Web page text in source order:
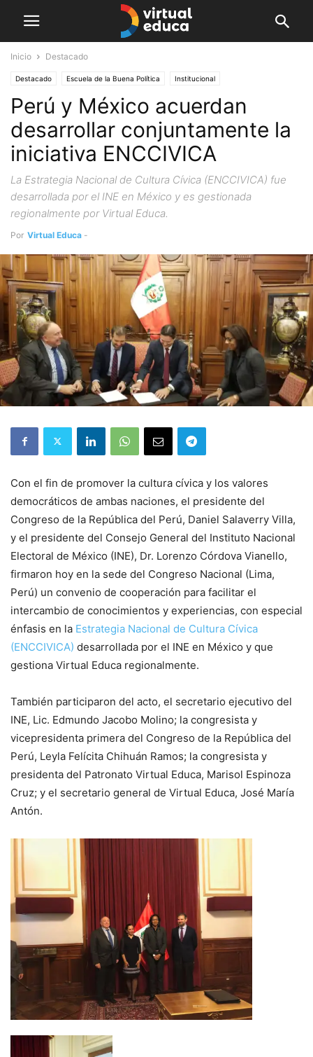
Inicio Destacado
Destacado Escuela de la Buena Política Institucional
Perú y México acuerdan
desarrollar conjuntamente la
iniciativa ENCCIVICA
La Estrategia Nacional de Cultura Cívica (ENCCIVICA) fue
desarrollada por el INE en México y es gestionada
regionalmente por Virtual Educa.
Por Virtual Educa -
Con el fin de promover la cultura cívica y los valores
democráticos de ambas naciones, el presidente del
Congreso de la República del Perú, Daniel Salaverry Villa,
y el presidente del Consejo General del Instituto Nacional
Electoral de México (INE), Dr. Lorenzo Córdova Vianello,
firmaron hoy en la sede del Congreso Nacional (Lima,
Perú) un convenio de cooperación para facilitar el
intercambio de conocimientos y experiencias, con especial
énfasis en la Estrategia Nacional de Cultura Cívica
(ENCCIVICA) desarrollada por el INE en México y que
gestiona Virtual Educa regionalmente.
También participaron del acto, el secretario ejecutivo del
INE, Lic. Edmundo Jacobo Molino; la congresista y
vicepresidenta primera del Congreso de la República del
Perú, Leyla Felícita Chihuán Ramos; la congresista y
presidenta del Patronato Virtual Educa, Marisol Espinoza
Cruz; y el secretario general de Virtual Educa, José María
Antón.